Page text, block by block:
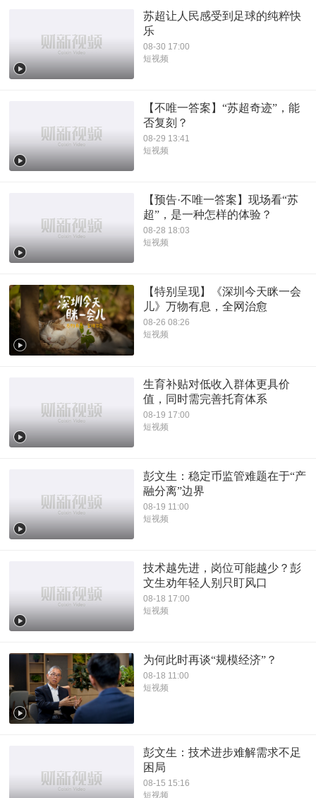
苏超让人民感受到足球的纯粹快
乐
08-30 17:00
短视频
【不唯一答案】“苏超奇迹”，能
否复刻？
08-29 13:41
短视频
【预告·不唯一答案】现场看“苏
超”，是一种怎样的体验？
08-28 18:03
短视频
【特别呈现】《深圳今天眯一会
儿》万物有息，全网治愈
08-26 08:26
短视频
生育补贴对低收入群体更具价
值，同时需完善托育体系
08-19 17:00
短视频
彭文生：稳定币监管难题在于“产
融分离”边界
08-19 11:00
短视频
技术越先进，岗位可能越少？彭
文生劝年轻人别只盯风口
08-18 17:00
短视频
为何此时再谈“规模经济”？
08-18 11:00
短视频
彭文生：技术进步难解需求不足
困局
08-15 15:16
短视频